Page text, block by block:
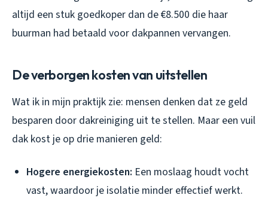
altijd een stuk goedkoper dan de €8.500 die haar
buurman had betaald voor dakpannen vervangen.
De verborgen kosten van uitstellen
Wat ik in mijn praktijk zie: mensen denken dat ze geld
besparen door dakreiniging uit te stellen. Maar een vuil
dak kost je op drie manieren geld:
Hogere energiekosten: Een moslaag houdt vocht
vast, waardoor je isolatie minder effectief werkt.